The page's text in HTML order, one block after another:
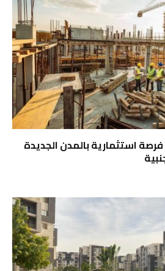
وزارة الإسكان تطرح 99 فرصة استثمارية بالمدن الجديدة